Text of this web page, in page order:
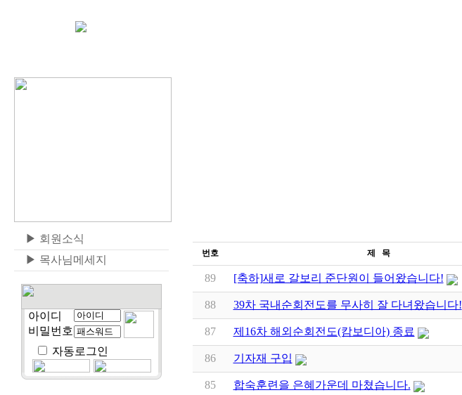
▶ 회원소식
▶ 목사님메세지
아이디
비밀번호
자동로그인
번호 제 목
89 [축하]새로 갈보리 준단원이 들어왔습니다!
88 39차 국내순회전도를 무사히 잘 다녀왔습니다!
87 제16차 해외순회전도(캄보디아) 종료
86 기자재 구입
85 합숙훈련을 은혜가운데 마쳤습니다.